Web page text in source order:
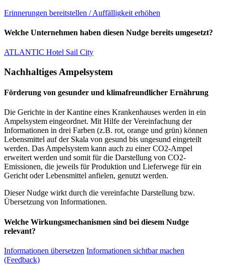
Erinnerungen bereitstellen / Auffälligkeit erhöhen
Welche Unternehmen haben diesen Nudge bereits umgesetzt?
ATLANTIC Hotel Sail City
Nachhaltiges Ampelsystem
Förderung von gesunder und klimafreundlicher Ernährung
Die Gerichte in der Kantine eines Krankenhauses werden in ein
Ampelsystem eingeordnet. Mit Hilfe der Vereinfachung der
Informationen in drei Farben (z.B. rot, orange und grün) können
Lebensmittel auf der Skala von gesund bis ungesund eingeteilt
werden. Das Ampelsystem kann auch zu einer CO2-Ampel
erweitert werden und somit für die Darstellung von CO2-
Emissionen, die jeweils für Produktion und Lieferwege für ein
Gericht oder Lebensmittel anfielen, genutzt werden.
Dieser Nudge wirkt durch die vereinfachte Darstellung bzw.
Übersetzung von Informationen.
Welche Wirkungsmechanismen sind bei diesem Nudge
relevant?
Informationen übersetzen Informationen sichtbar machen
(Feedback)